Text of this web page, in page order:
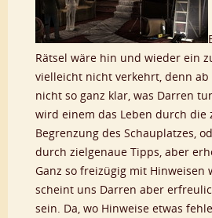
Rätsel wäre hin und wieder ein
vielleicht nicht verkehrt, denn
nicht so ganz klar, was Darren
wird einem das Leben durch die
Begrenzung des Schauplatzes,
durch zielgenaue Tipps, aber
Ganz so freizügig mit Hinweisen
scheint uns Darren aber
sein. Da, wo Hinweise etwas